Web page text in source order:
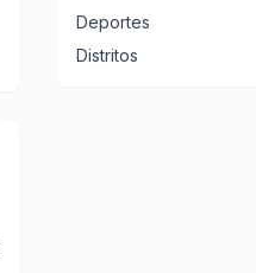
Deportes
Distritos